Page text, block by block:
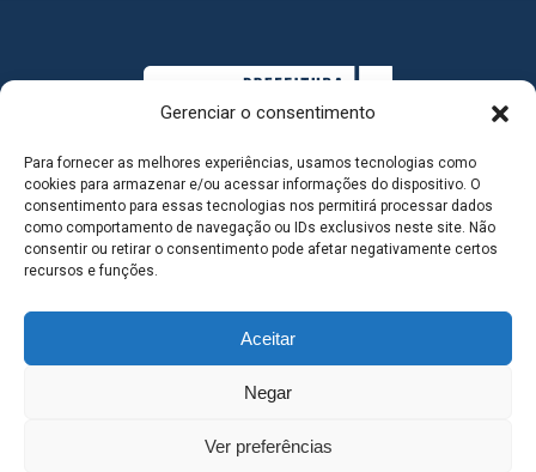
Gerenciar o consentimento
Para fornecer as melhores experiências, usamos tecnologias como
cookies para armazenar e/ou acessar informações do dispositivo. O
consentimento para essas tecnologias nos permitirá processar dados
como comportamento de navegação ou IDs exclusivos neste site. Não
consentir ou retirar o consentimento pode afetar negativamente certos
recursos e funções.
Aceitar
Negar
Ver preferências
MAPA DO SITE
SEDE DO ADMINISTRATIVO MUNICIPAL - Avenida